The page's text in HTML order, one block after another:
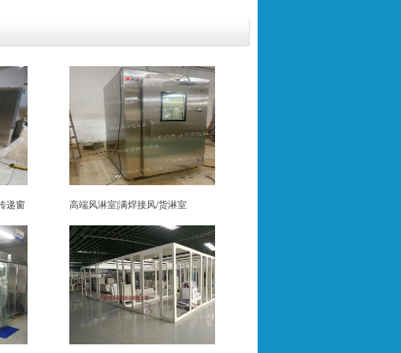
递窗 高端风淋室|满焊接风/货淋室